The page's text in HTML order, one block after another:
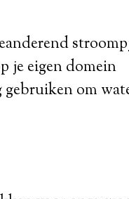
je eigen domein
gebruiken om